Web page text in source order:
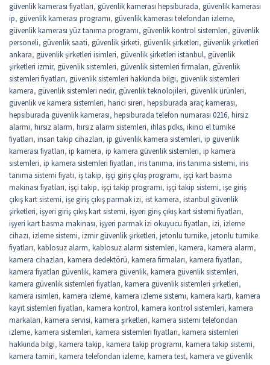
güvenlik kamerası fiyatları, güvenlik kamerası hepsiburada, güvenlik kamerası
ip, güvenlik kamerası programı, güvenlik kamerası telefondan izleme,
güvenlik kamerası yüz tanıma programı, güvenlik kontrol sistemleri, güvenlik
personeli, güvenlik saati, güvenlik şirketi, güvenlik şirketleri, güvenlik şirketleri
ankara, güvenlik şirketleri isimleri, güvenlik şirketleri istanbul, güvenlik
şirketleri izmir, güvenlik sistemleri, güvenlik sistemleri firmaları, güvenlik
sistemleri fiyatları, güvenlik sistemleri hakkında bilgi, güvenlik sistemleri
kamera, güvenlik sistemleri nedir, güvenlik teknolojileri, güvenlik ürünleri,
güvenlik ve kamera sistemleri, harici siren, hepsiburada araç kamerası,
hepsiburada güvenlik kamerası, hepsiburada telefon numarası 0216, hirsiz
alarmi, hırsız alarm, hırsız alarm sistemleri, ihlas pdks, ikinci el turnike
fiyatları, insan takip cihazları, ip güvenlik kamera sistemleri, ip güvenlik
kamerası fiyatları, ip kamera, ip kamera güvenlik sistemleri, ip kamera
sistemleri, ip kamera sistemleri fiyatları, iris tanıma, iris tanıma sistemi, iris
tanıma sistemi fiyatı, iş takip, işçi giriş çıkış programı, işçi kart basma
makinası fiyatları, işçi takip, işçi takip programı, işçi takip sistemi, işe giriş
çıkış kart sistemi, işe giriş çıkış parmak izi, ist kamera, istanbul güvenlik
şirketleri, işyeri giriş çıkış kart sistemi, işyeri giriş çıkış kart sistemi fiyatları,
işyeri kart basma makinası, işyeri parmak izi okuyucu fiyatları, izi, izleme
cihazı, izleme sistemi, izmir güvenlik şirketleri, jetonlu turnike, jetonlu turnike
fiyatları, kablosuz alarm, kablosuz alarm sistemleri, kamera, kamera alarm,
kamera cihazları, kamera dedektörü, kamera firmaları, kamera fiyatları,
kamera fiyatları güvenlik, kamera güvenlik, kamera güvenlik sistemleri,
kamera güvenlik sistemleri fiyatları, kamera güvenlik sistemleri şirketleri,
kamera isimleri, kamera izleme, kamera izleme sistemi, kamera kartı, kamera
kayıt sistemleri fiyatları, kamera kontrol, kamera kontrol sistemleri, kamera
markaları, kamera servisi, kamera şirketleri, kamera sistemi telefondan
izleme, kamera sistemleri, kamera sistemleri fiyatları, kamera sistemleri
hakkında bilgi, kamera takip, kamera takip programı, kamera takip sistemi,
kamera tamiri, kamera telefondan izleme, kamera test, kamera ve güvenlik